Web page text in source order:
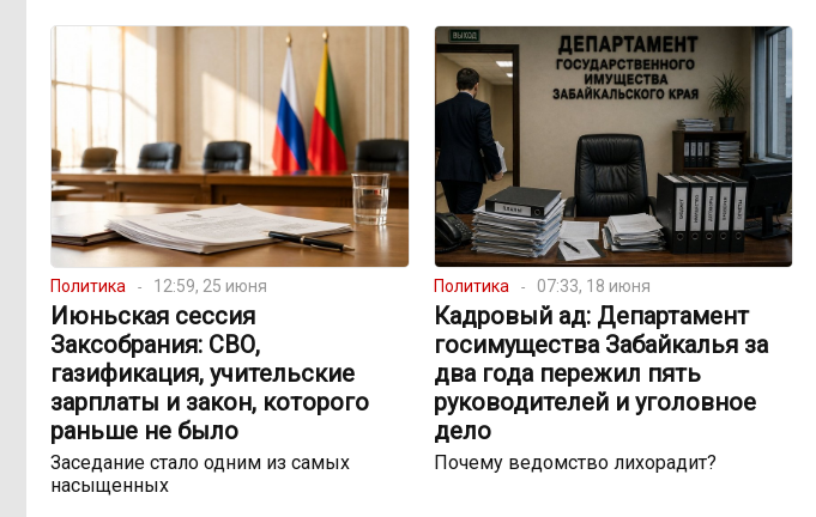
Политика 12:59, 25 июня
Июньская сессия
Заксобрания: СВО,
газификация, учительские
зарплаты и закон, которого
раньше не было
Заседание стало одним из самых
насыщенных
Политика 07:33, 18 июня
Кадровый ад: Департамент
госимущества Забайкалья за
два года пережил пять
руководителей и уголовное
дело
Почему ведомство лихорадит?